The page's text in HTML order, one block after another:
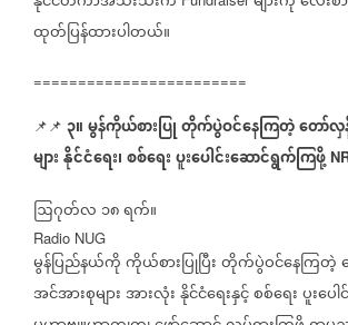
ထုတ်ပြန်ထားပါတယ်။
========================
📌📌 ၃။မွန်ကိုယ်စားပြုတိုက်ပွဲဝင်နေကြတဲ့တော်လှ
များနိုင်ငံရေး၊စစ်ရေးပူးပေါင်းဆောင်ရွက်ကြဖို့
ဩဂုတ်လ ၁၈ရက်။
Radio NUG
မွန်ပြည်နယ်ကိုကိုယ်စားပြုပြီးတိုက်ပွဲဝင်နေကြတဲ့
အင်အားစုများအားလုံးနိုင်ငံရေးနှင့်စစ်ရေးပူးပေ